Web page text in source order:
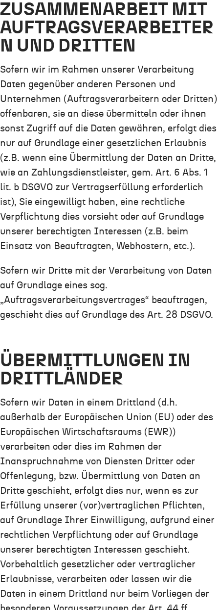
ZUSAMMENARBEIT MIT
AUFTRAGSVERARBEITER
N UND DRITTEN
Sofern wir im Rahmen unserer Verarbeitung
Daten gegenüber anderen Personen und
Unternehmen (Auftragsverarbeitern oder Dritten)
offenbaren, sie an diese übermitteln oder ihnen
sonst Zugriff auf die Daten gewähren, erfolgt dies
nur auf Grundlage einer gesetzlichen Erlaubnis
(z.B. wenn eine Übermittlung der Daten an Dritte,
wie an Zahlungsdienstleister, gem. Art. 6 Abs. 1
lit. b DSGVO zur Vertragserfüllung erforderlich
ist), Sie eingewilligt haben, eine rechtliche
Verpflichtung dies vorsieht oder auf Grundlage
unserer berechtigten Interessen (z.B. beim
Einsatz von Beauftragten, Webhostern, etc.).
Sofern wir Dritte mit der Verarbeitung von Daten
auf Grundlage eines sog.
„Auftragsverarbeitungsvertrages“ beauftragen,
geschieht dies auf Grundlage des Art. 28 DSGVO.
ÜBERMITTLUNGEN IN
DRITTLÄNDER
Sofern wir Daten in einem Drittland (d.h.
außerhalb der Europäischen Union (EU) oder des
Europäischen Wirtschaftsraums (EWR))
verarbeiten oder dies im Rahmen der
Inanspruchnahme von Diensten Dritter oder
Offenlegung, bzw. Übermittlung von Daten an
Dritte geschieht, erfolgt dies nur, wenn es zur
Erfüllung unserer (vor)vertraglichen Pflichten,
auf Grundlage Ihrer Einwilligung, aufgrund einer
rechtlichen Verpflichtung oder auf Grundlage
unserer berechtigten Interessen geschieht.
Vorbehaltlich gesetzlicher oder vertraglicher
Erlaubnisse, verarbeiten oder lassen wir die
Daten in einem Drittland nur beim Vorliegen der